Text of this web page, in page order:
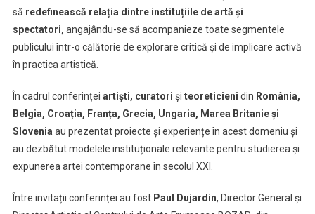
să redefinească relația dintre instituțiile de artă și
spectatori, angajându-se să acompanieze toate segmentele
publicului într-o călătorie de explorare critică și de implicare activă
în practica artistică.
În cadrul conferinței artiști, curatori și teoreticieni din România,
Belgia, Croația, Franța, Grecia, Ungaria, Marea Britanie și
Sloveniaau prezentat proiecte și experiențe în acest domeniu și
au dezbătut modelele instituționale relevante pentru studierea și
expunerea artei contemporane în secolul XXI.
Între invitații conferinței au fost Paul Dujardin, Director General și